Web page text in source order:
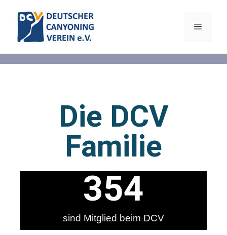
Die DCV
Familie
sind Mitglied beim DCV
354